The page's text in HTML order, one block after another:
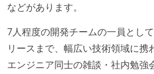
などがあります。
7人程度の開発チームの一員とし
リースまで、幅広い技術領域に携
エンジニア同士の雑談・社内勉強